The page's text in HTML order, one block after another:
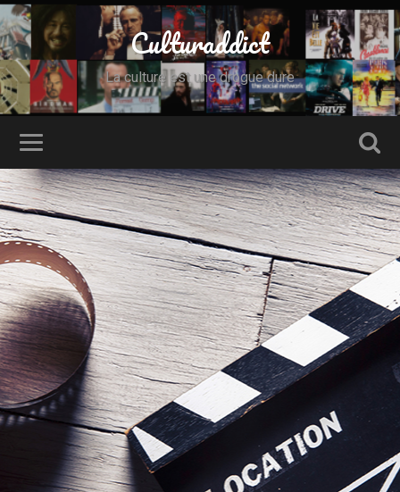
Culturaddict
La culture est une drogue dure